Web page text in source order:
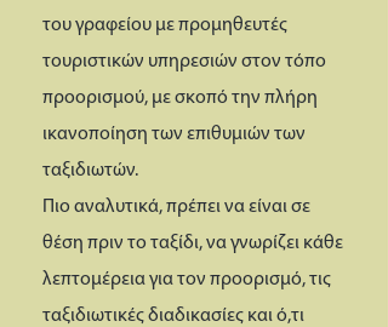
του γραφείου με προμηθευτές
τουριστικών υπηρεσιών στον τόπο
προορισμού, με σκοπό την πλήρη
ικανοποίηση των επιθυμιών των
ταξιδιωτών.
Πιο αναλυτικά, πρέπει να είναι σε
θέση πριν το ταξίδι, να γνωρίζει κάθε
λεπτομέρεια για τον προορισμό, τις
ταξιδιωτικές διαδικασίες και ό,τι